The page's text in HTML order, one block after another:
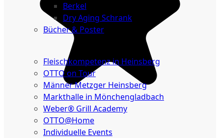
Berkel
Dry Aging Schrank
Bücher & Poster
Fleischkompetenz in Heinsberg
OTTO on Tour
Männer Metzger Heinsberg
Markthalle in Mönchengladbach
Weber® Grill Academy
OTTO@Home
Individuelle Events